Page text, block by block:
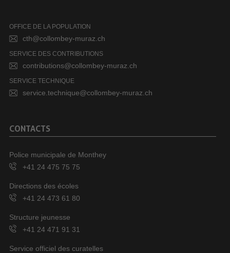
OFFICE DE LA POPULATION
cth@collombey-muraz.ch
SERVICE DES CONTRIBUTIONS
contributions@collombey-muraz.ch
SERVICE TECHNIQUE
service.technique@collombey-muraz.ch
CONTACTS
Police municipale de Monthey
+41 24 475 75 75
Directions des écoles
+41 24 473 61 80
Structure jeunesse
+41 24 471 91 31
Service officiel des curatelles